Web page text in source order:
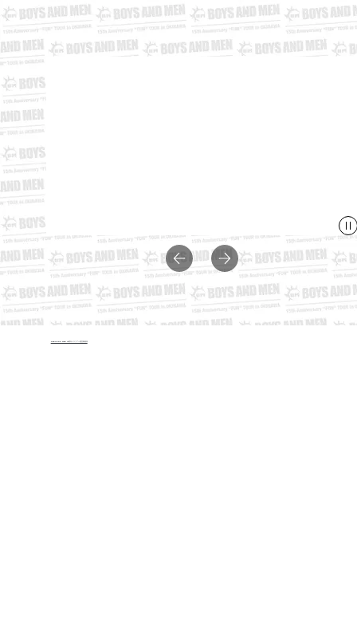
©︎BOYS AND MEN 15周年バスツアー運営事務局